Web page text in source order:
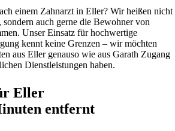
einem Zahnarzt in Eller? Wir heißen nicht
sondern auch gerne die Bewohner von
Unser Einsatz für hochwertige
kennt keine Grenzen – wir möchten
aus Eller genauso wie aus Garath Zugang
Dienstleistungen haben.
Eller
entfernt